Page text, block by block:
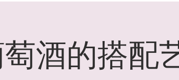
酒的搭配